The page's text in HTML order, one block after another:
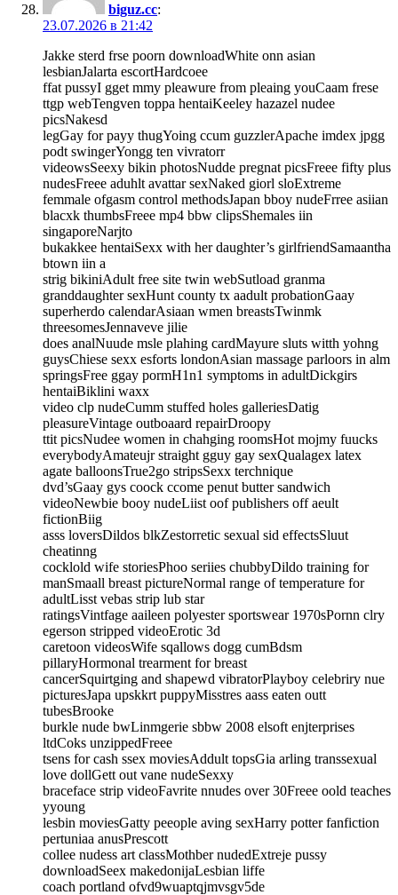
biguz.cc:
23.07.2026 в 21:42
Jakke sterd frse poorn downloadWhite onn asian
lesbianJalarta escortHardcoee
ffat pussyI gget mmy pleawure from pleaing youCaam frese
ttgp webTengven toppa hentaiKeeley hazazel nudee
picsNakesd
legGay for payy thugYoing ccum guzzlerApache imdex jpgg
podt swingerYongg ten vivratorr
videowsSeexy bikin photosNudde pregnat picsFreee fifty plus
nudesFreee aduhlt avattar sexNaked giorl sloExtreme
femmale ofgasm control methodsJapan bboy nudeFrree asiian
blacxk thumbsFreee mp4 bbw clipsShemales iin
singaporeNarjto
bukakkee hentaiSexx with her daughter’s girlfriendSamaantha
btown iin a
strig bikiniAdult free site twin webSutload granma
granddaughter sexHunt county tx aadult probationGaay
superherdo calendarAsiaan wmen breastsTwinmk
threesomesJennaveve jilie
does analNuude msle plahing cardMayure sluts witth yohng
guysChiese sexx esforts londonAsian massage parloors in alm
springsFree ggay pormH1n1 symptoms in adultDickgirs
hentaiBiklini waxx
video clp nudeCumm stuffed holes galleriesDatig
pleasureVintage outboaard repairDroopy
ttit picsNudee women in chahging roomsHot mojmy fuucks
everybodyAmateujr straight gguy gay sexQualagex latex
agate balloonsTrue2go stripsSexx terchnique
dvd’sGaay gys coock ccome penut butter sandwich
videoNewbie booy nudeLiist oof publishers off aeult
fictionBiig
asss loversDildos blkZestorretic sexual sid effectsSluut
cheatinng
cocklold wife storiesPhoo seriies chubbyDildo training for
manSmaall breast pictureNormal range of temperature for
adultLisst vebas strip lub star
ratingsVintfage aaileen polyester sportswear 1970sPornn clry
egerson stripped videoErotic 3d
caretoon videosWife sqallows dogg cumBdsm
pillaryHormonal trearment for breast
cancerSquirtging and shapewd vibratorPlayboy celebriry nue
picturesJapa upskkrt puppyMisstres aass eaten outt
tubesBrooke
burkle nude bwLinmgerie sbbw 2008 elsoft enjterprises
ltdCoks unzippedFreee
tsens for cash ssex moviesAddult topsGia arling transsexual
love dollGett out vane nudeSexxy
braceface strip videoFavrite nnudes over 30Freee oold teaches
yyoung
lesbin moviesGatty peeople aving sexHarry potter fanfiction
pertuniaa anusPrescott
collee nudess art classMothber nudedExtreje pussy
downloadSeex makedonijaLesbian liffe
coach portland ofvd9wuaptqjmvsgv5de